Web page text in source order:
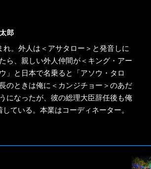
郎
。外人は＜アサタロー＞と発音しに
ら、親しい外人仲間が＜キング・アー
」と日本で名乗ると「アソウ・タロ
のときは俺に＜カンジチョー＞のあだ
になったが、彼の総理大臣辞任後も俺
ている。本業はコーディネーター。